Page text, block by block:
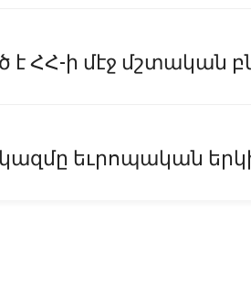
ՀՀ-ի մէջ մշտական
եւրոպական